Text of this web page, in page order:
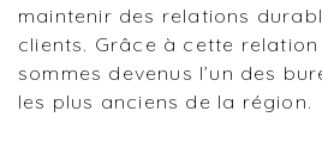
maintenir des relations
clients. Grâce à cette
sommes devenus l’un des
les plus anciens de la région.